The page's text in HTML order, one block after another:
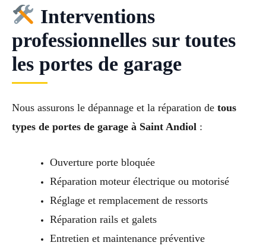
Interventions
professionnelles sur toutes
les portes de garage
Nous assurons le dépannage et la réparation de tous
types de portes de garage à Saint Andiol :
Ouverture porte bloquée
Réparation moteur électrique ou motorisé
Réglage et remplacement de ressorts
Réparation rails et galets
Entretien et maintenance préventive